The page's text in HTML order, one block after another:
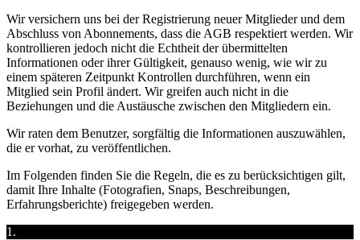
Wir versichern uns bei der Registrierung neuer Mitglieder und dem
Abschluss von Abonnements, dass die AGB respektiert werden. Wir
kontrollieren jedoch nicht die Echtheit der übermittelten
Informationen oder ihrer Gültigkeit, genauso wenig, wie wir zu
einem späteren Zeitpunkt Kontrollen durchführen, wenn ein
Mitglied sein Profil ändert. Wir greifen auch nicht in die
Beziehungen und die Austäusche zwischen den Mitgliedern ein.
Wir raten dem Benutzer, sorgfältig die Informationen auszuwählen,
die er vorhat, zu veröffentlichen.
Im Folgenden finden Sie die Regeln, die es zu berücksichtigen gilt,
damit Ihre Inhalte (Fotografien, Snaps, Beschreibungen,
Erfahrungsberichte) freigegeben werden.
1.